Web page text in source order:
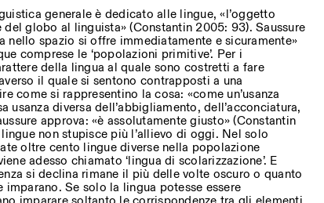
generale è dedicato alle lingue, «l’oggetto
globo al linguista» (Constantin 2005: 93). Saussure
nello spazio si offre immediatamente e sicuramente»
comprese le ‘popolazioni primitive’. Per i
della lingua al quale sono costretti a fare
il quale si sentono contrapposti a una
come si rappresentino la cosa: «come un’usanza
usanza diversa dell’abbigliamento, dell’acconciatura,
approva: «è assolutamente giusto» (Constantin
non stupisce più l’allievo di oggi. Nel solo
oltre cento lingue diverse nella popolazione
adesso chiamato ‘lingua di scolarizzazione’. E
si declina rimane il più delle volte oscuro o quanto
Se solo la lingua potesse essere